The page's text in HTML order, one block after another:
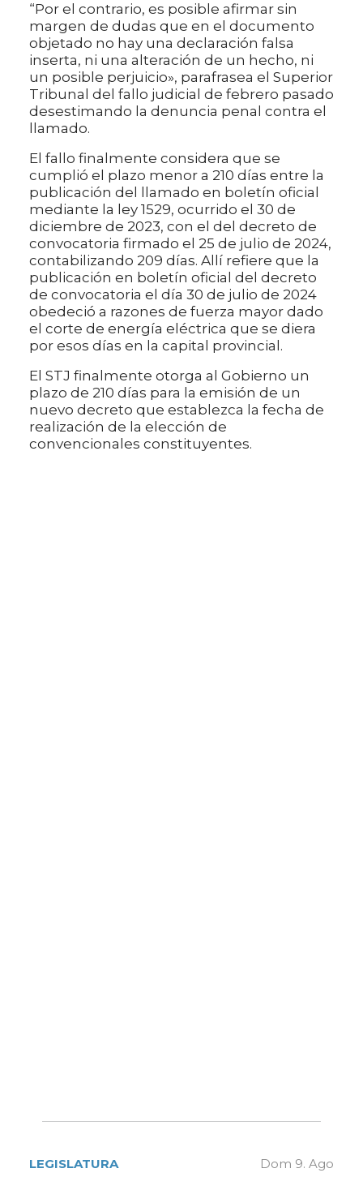
“Por el contrario, es posible afirmar sin
margen de dudas que en el documento
objetado no hay una declaración falsa
inserta, ni una alteración de un hecho, ni
un posible perjuicio», parafrasea el Superior
Tribunal del fallo judicial de febrero pasado
desestimando la denuncia penal contra el
llamado.
El fallo finalmente considera que se
cumplió el plazo menor a 210 días entre la
publicación del llamado en boletín oficial
mediante la ley 1529, ocurrido el 30 de
diciembre de 2023, con el del decreto de
convocatoria firmado el 25 de julio de 2024,
contabilizando 209 días. Allí refiere que la
publicación en boletín oficial del decreto
de convocatoria el día 30 de julio de 2024
obedeció a razones de fuerza mayor dado
el corte de energía eléctrica que se diera
por esos días en la capital provincial.
El STJ finalmente otorga al Gobierno un
plazo de 210 días para la emisión de un
nuevo decreto que establezca la fecha de
realización de la elección de
convencionales constituyentes.
LEGISLATURA Dom 9. Ago